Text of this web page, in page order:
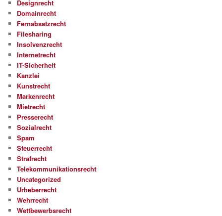
Designrecht
Domainrecht
Fernabsatzrecht
Filesharing
Insolvenzrecht
Internetrecht
IT-Sicherheit
Kanzlei
Kunstrecht
Markenrecht
Mietrecht
Presserecht
Sozialrecht
Spam
Steuerrecht
Strafrecht
Telekommunikationsrecht
Uncategorized
Urheberrecht
Wehrrecht
Wettbewerbsrecht